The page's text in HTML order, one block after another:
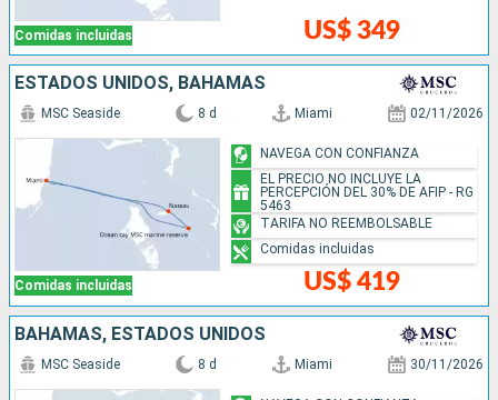
Comidas incluidas US$ 349
ESTADOS UNIDOS, BAHAMAS
Comidas incluidas
MSC Seaside 8 d Miami 02/11/2026
US$ 419
NAVEGA CON CONFIANZA
EL PRECIO NO INCLUYE LA
PERCEPCIÓN DEL 30% DE AFIP - RG
5463
TARIFA NO REEMBOLSABLE
Comidas incluidas
BAHAMAS, ESTADOS UNIDOS
MSC Seaside 8 d Miami 30/11/2026